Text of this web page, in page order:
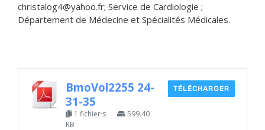
christalog4@yahoo.fr; Service de Cardiologie ;
Département de Médecine et Spécialités Médicales.
BmoVol2255 24-
31-35
1 fichier·s
599.40
KB
TÉLÉCHARGER